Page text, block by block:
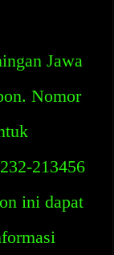
Jawa
Nomor
213456
ini dapat